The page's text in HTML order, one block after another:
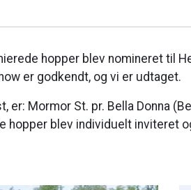
hopper blev nomineret til
er godkendt, og vi er udtaget.
Mormor St. pr. Bella Donna
hopper blev individuelt